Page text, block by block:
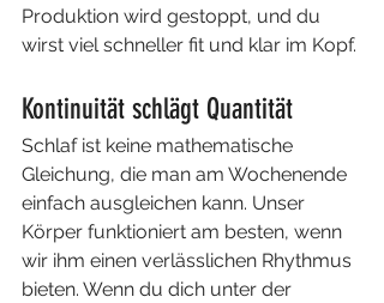
Produktion wird gestoppt, und du
wirst viel schneller fit und klar im Kopf.
Kontinuität schlägt Quantität
Schlaf ist keine mathematische
Gleichung, die man am Wochenende
einfach ausgleichen kann. Unser
Körper funktioniert am besten, wenn
wir ihm einen verlässlichen Rhythmus
bieten. Wenn du dich unter der